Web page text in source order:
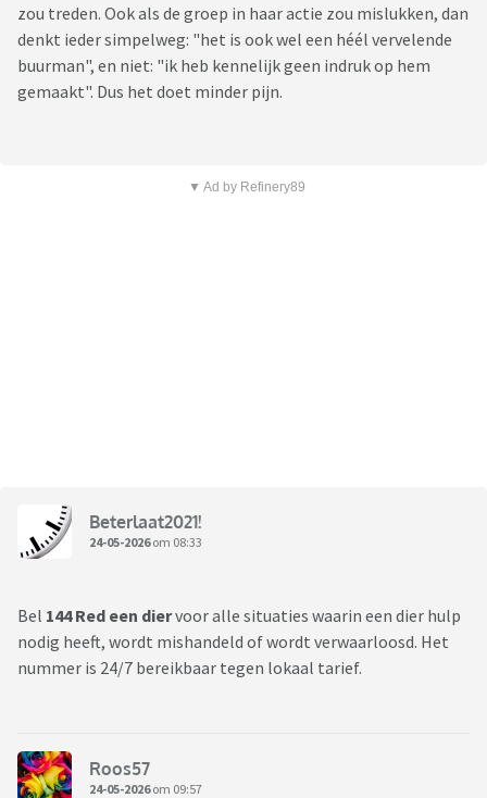
zou treden. Ook als de groep in haar actie zou mislukken, dan
denkt ieder simpelweg: "het is ook wel een héél vervelende
buurman", en niet: "ik heb kennelijk geen indruk op hem
gemaakt". Dus het doet minder pijn.
▼ Ad by Refinery89
Beterlaat2021!
24-05-2026om 08:33
Bel 144 Red een diervoor alle situaties waarin een dier hulp
nodig heeft, wordt mishandeld of wordt verwaarloosd. Het
nummer is 24/7 bereikbaar tegen lokaal tarief.
Roos57
24-05-2026om 09:57